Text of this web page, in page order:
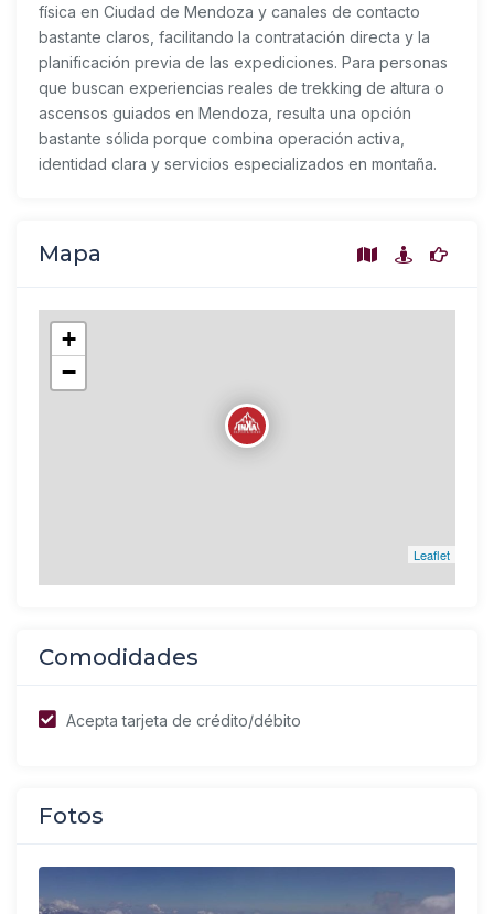
física en Ciudad de Mendoza y canales de contacto
bastante claros, facilitando la contratación directa y la
planificación previa de las expediciones. Para personas
que buscan experiencias reales de trekking de altura o
ascensos guiados en Mendoza, resulta una opción
bastante sólida porque combina operación activa,
identidad clara y servicios especializados en montaña.
Mapa
+
−
Leaflet
Comodidades
Acepta tarjeta de crédito/débito
Fotos